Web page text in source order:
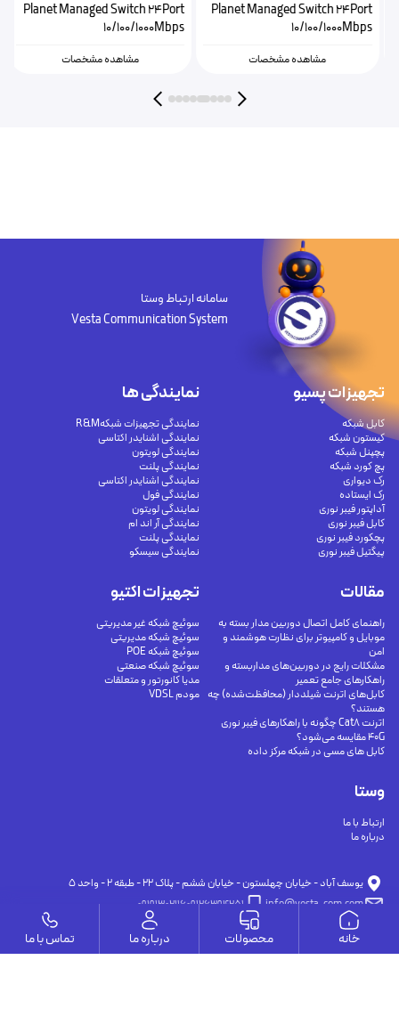
Planet Managed Switch 24Port
10/100/1000Mbps
مشاهده مشخصات
Planet Managed Switch 24Port
10/100/1000Mbps
مشاهده مشخصات
سامانه ارتباط وستا
Vesta Communication System
وستا
ارتباط با ما
درباره ما
تجهیزات پسیو
کابل شبکه
کیستون شبکه
پچپنل شبکه
پچ کورد شبکه
رک دیواری
رک ایستاده
آداپتور فیبر نوری
کابل فیبر نوری
پچکورد فیبر نوری
پیگتیل فیبر نوری
تجهیزات اکتیو
سوئیچ شبکه غیر مدیریتی
سوئیچ شبکه مدیریتی
سوئیچ شبکه POE
سوئیچ شبکه صنعتی
مدیا کانورتور و متعلقات
مودم VDSL
نمایندگی ها
نمایندگی تجهیزات شبکهR&M
نمایندگی اشنایدر اکتاسی
نمایندگی لویتون
نمایندگی پلنت
نمایندگی اشنایدر اکتاسی
نمایندگی فول
نمایندگی لویتون
نمایندگی آر اند ام
نمایندگی پلنت
نمایندگی سیسکو
مقالات
راهنمای کامل اتصال دوربین مدار بسته به
موبایل و کامپیوتر برای نظارت هوشمند و
امن
مشکلات رایج در دوربین‌های مداربسته و
راهکارهای جامع تعمیر
کابل‌های اترنت شیلددار (محافظت‌شده) چه
هستند؟
اترنت Cat8 چگونه با راهکارهای فیبر نوری
40G مقایسه می‌شود؟
کابل های مسی در شبکه مرکز داده
يوسف آباد - خيابان چهلستون - خيابان ششم - پلاك ٢٢ - طبقه ٢ - واحد ٥
info@vesta-com.com
09126394251
09191302116
خانه محصولات درباره ما تماس با ما